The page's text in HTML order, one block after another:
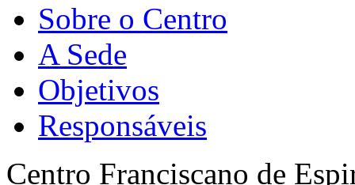
Sobre o Centro
A Sede
Objetivos
Responsáveis
Centro Franciscano de